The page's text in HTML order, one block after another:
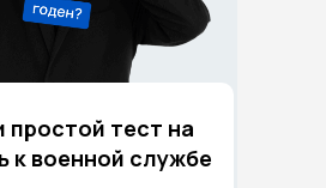
простой тест на
к военной службе